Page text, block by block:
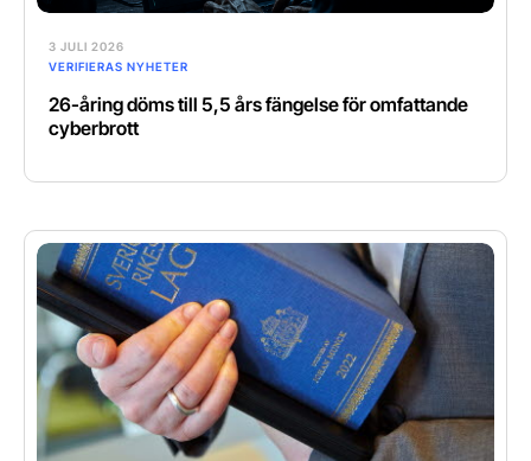
3 JULI 2026
VERIFIERAS NYHETER
26-åring döms till 5,5 års fängelse för omfattande
cyberbrott